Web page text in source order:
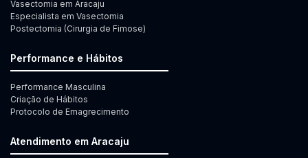
Vasectomia em Aracaju
Especialista em Vasectomia
Postectomia (Cirurgia de Fimose)
Performance e Hábitos
Performance Masculina
Criação de Hábitos
Protocolo de Emagrecimento
Atendimento em Aracaju